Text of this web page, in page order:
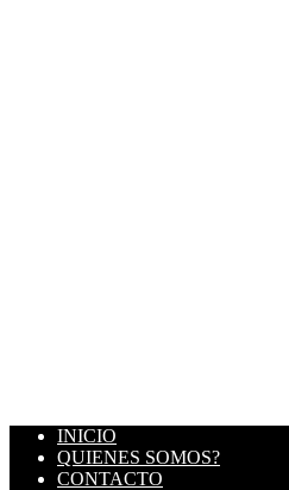
INICIO
QUIENES SOMOS?
CONTACTO